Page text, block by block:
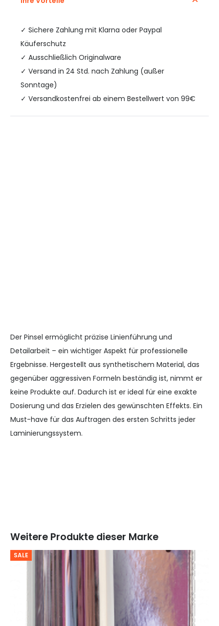
✓ Sichere Zahlung mit Klarna oder Paypal
Käuferschutz
✓ Ausschließlich Originalware
✓ Versand in 24 Std. nach Zahlung (außer
Sonntage)
✓ Versandkostenfrei ab einem Bestellwert von 99€
Der Pinsel ermöglicht präzise Linienführung und
Detailarbeit – ein wichtiger Aspekt für professionelle
Ergebnisse. Hergestellt aus synthetischem Material, das
gegenüber aggressiven Formeln beständig ist, nimmt er
keine Produkte auf. Dadurch ist er ideal für eine exakte
Dosierung und das Erzielen des gewünschten Effekts. Ein
Must-have für das Auftragen des ersten Schritts jeder
Laminierungssystem.
Weitere Produkte dieser Marke
SALE